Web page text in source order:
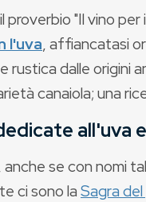
"Il vino
l'uva, affiancatasi
rustica dalle origini
canaiola; una
all'uva
anche se con nomi
ci sono laSagra